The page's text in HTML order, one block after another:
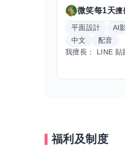
微笑每1天
平面設計 AI
中文
配音
福利及制度